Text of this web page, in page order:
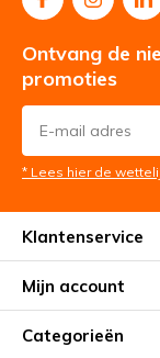
Ontvang de
promoties
* Lees hier de
Klantenservice
Mijn account
Categorieën